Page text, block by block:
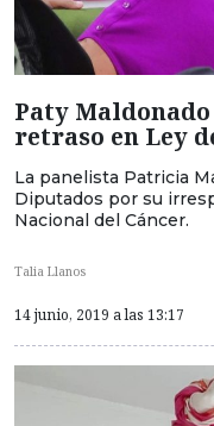
Paty
retraso en Ley
La panelista Patricia
Diputados por su
Nacional del Cáncer.
Talia Llanos
14 junio, 2019 a las 13:17